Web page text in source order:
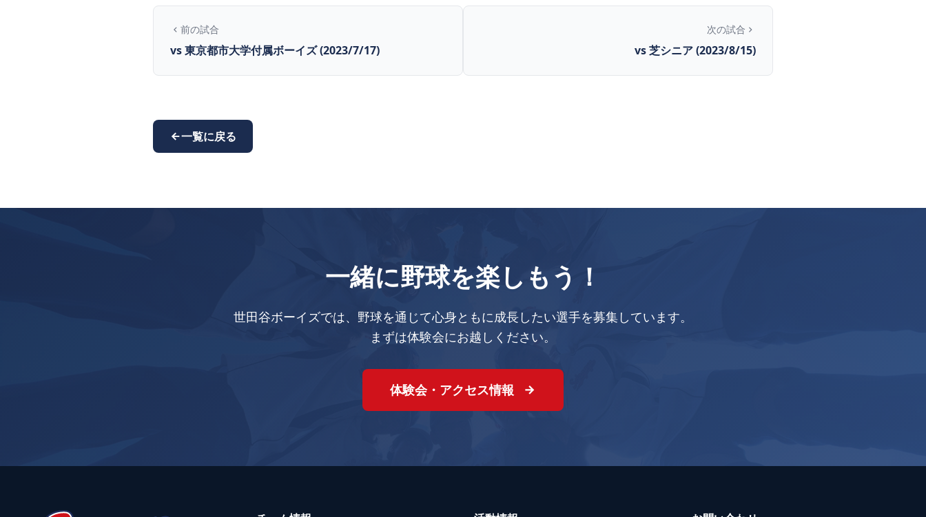
前の試合
vs 東京都市大学付属ボーイズ (2023/7/17)
次の試合
vs 芝シニア (2023/8/15)
一覧に戻る
一緒に野球を楽しもう！
世田谷ボーイズでは、野球を通じて心身ともに成長したい選手を募集しています。
まずは体験会にお越しください。
体験会・アクセス情報